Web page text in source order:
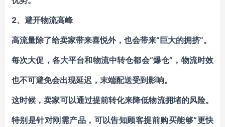
2、避开物流高峰
高流量除了给卖家带来喜悦外，也会带来“巨大的拥挤”。
每次大促，各大平台和物流中转仓都会“爆仓”，物流时效
也不可避免会出现延迟，末端配送受到影响。
这时候，卖家可以通过提前转化来降低物流拥堵的风险。
特别是针对刚需产品，可以告知顾客提前购买能够“更快